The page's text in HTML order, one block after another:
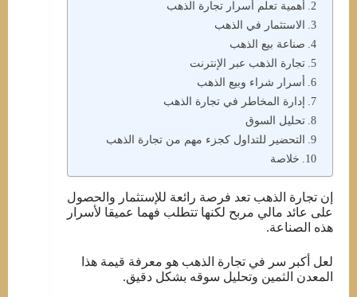
أهمية تعلم أسرار تجارة الذهب
الاستثمار في الذهب
صناعة بيع الذهب
تجارة الذهب عبر الإنترنت
أسرار شراء وبيع الذهب
إدارة المخاطر في تجارة الذهب
تحليل السوق
التحضير للتداول كجزء مهم من تجارة الذهب
خلاصة
إن تجارة الذهب تعد فرصة رائعة للإستثمار والحصول
على عائد مالي مربح لكنها تتطلب فهما عميقا لأسرار
هذه الصناعة.
لعل أكبر سر في تجارة الذهب هو معرفة قيمة هذا
المعدن الثمين وتحليل سوقه بشكل دقيق.